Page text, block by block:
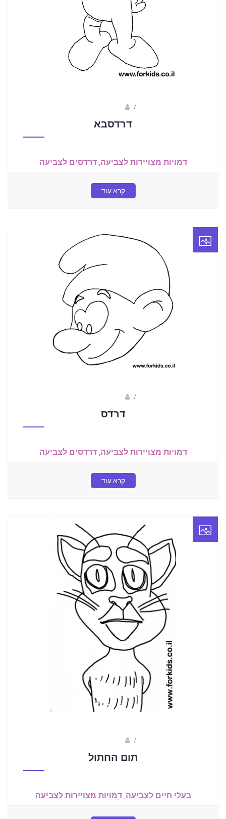
/
דרדסבא
דמויות מצויירות לצביעה,דרדסים לצביעה
קרא עוד
/
דרדס
דמויות מצויירות לצביעה ,דרדסים לצביעה
קרא עוד
/
תום החתול
בעלי חיים לצביעה ,דמויות מצויירות לצביעה